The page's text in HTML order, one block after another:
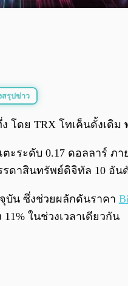
สรุปข่าว
โดย TRX โทเค็นดั้งเดิ
ตะระดับ 0.17 ดอลลาร์
ดาสินทรัพย์ดิจิทัล 10 อั
บัน ซึ่งช่วยผลักดันราคา
ในช่วงเวลาเดียวกัน